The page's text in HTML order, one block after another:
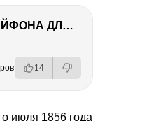
НАСТРОЙКИ АЙФОНА ДЛЯ ФОТО И ВИДЕО
14
июля 1856 года